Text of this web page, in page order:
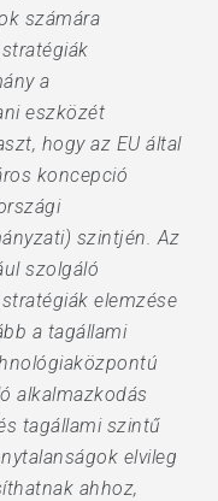
számára
a
eszközét
hogy az EU által
koncepció
szintjén. Az
szolgáló
elemzése
a tagállami
alkalmazkodás
tagállami szintű
elvileg
ahhoz,